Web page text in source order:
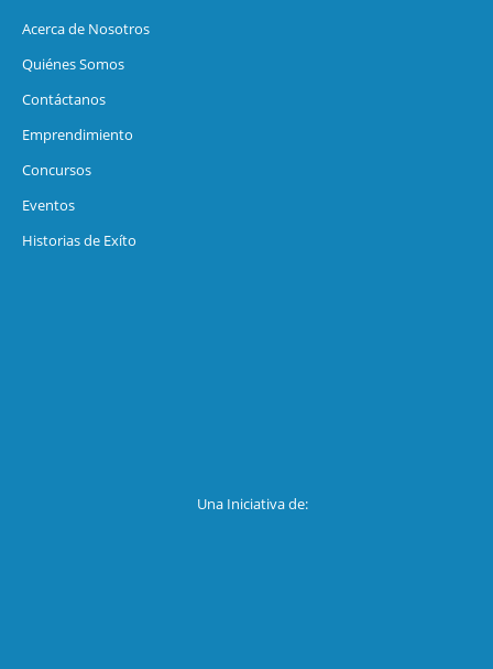
Acerca de Nosotros
Quiénes Somos
Contáctanos
Emprendimiento
Concursos
Eventos
Historias de Exíto
Una Iniciativa de: